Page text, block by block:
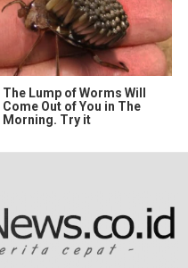
The Lump of Worms Will
Come Out of You in The
Morning. Try it